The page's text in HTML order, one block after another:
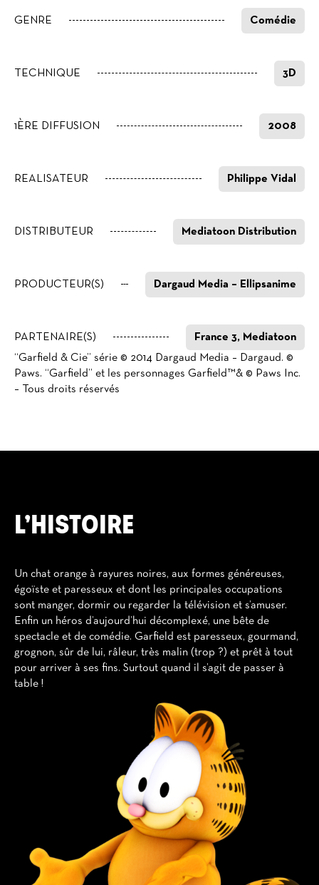
GENRE Comédie
TECHNIQUE 3D
1ÈRE DIFFUSION 2008
REALISATEUR Philippe Vidal
DISTRIBUTEUR Mediatoon Distribution
PRODUCTEUR(S) Dargaud Media – Ellipsanime
PARTENAIRE(S) France 3, Mediatoon
“Garfield & Cie” série © 2014 Dargaud Media – Dargaud. ©
Paws. “Garfield” et les personnages Garfield™& © Paws Inc.
– Tous droits réservés
L’HISTOIRE
Un chat orange à rayures noires, aux formes généreuses,
égoïste et paresseux et dont les principales occupations
sont manger, dormir ou regarder la télévision et s’amuser.
Enfin un héros d’aujourd’hui décomplexé, une bête de
spectacle et de comédie. Garfield est paresseux, gourmand,
grognon, sûr de lui, râleur, très malin (trop ?) et prêt à tout
pour arriver à ses fins. Surtout quand il s’agit de passer à
table !